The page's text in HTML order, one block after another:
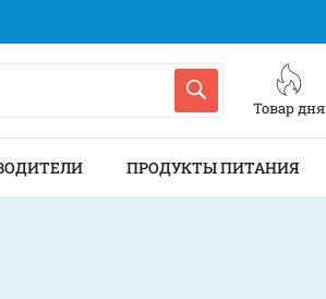
Товар дня
ПРОДУКТЫ ПИТАНИЯ